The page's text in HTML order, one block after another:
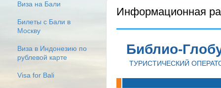
Информационная
Библио-
ТУРИСТИЧЕСКИЙ
Виза на Бали
Билеты с Бали в
Москву
Виза в Индонезию по
рублевой карте
Visa for Bali